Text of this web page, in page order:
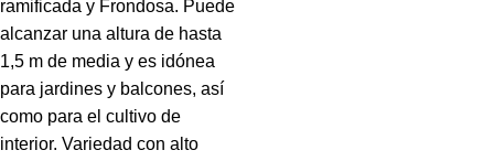
ramificada y Frondosa. Puede
alcanzar una altura de hasta
1,5 m de media y es idónea
para jardines y balcones, así
como para el cultivo de
interior. Variedad con alto